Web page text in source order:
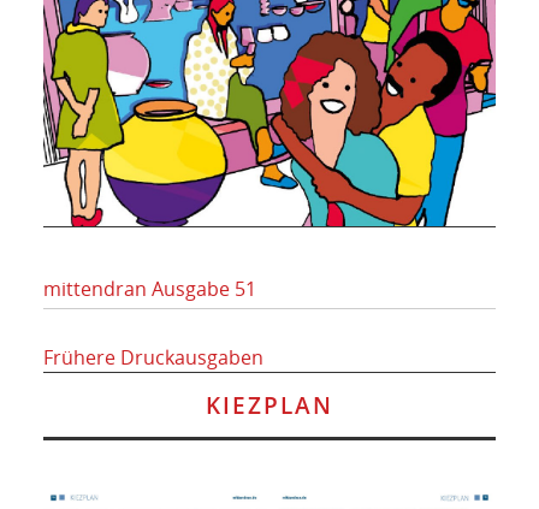
mittendran Ausgabe 51
Frühere Druckausgaben
KIEZPLAN